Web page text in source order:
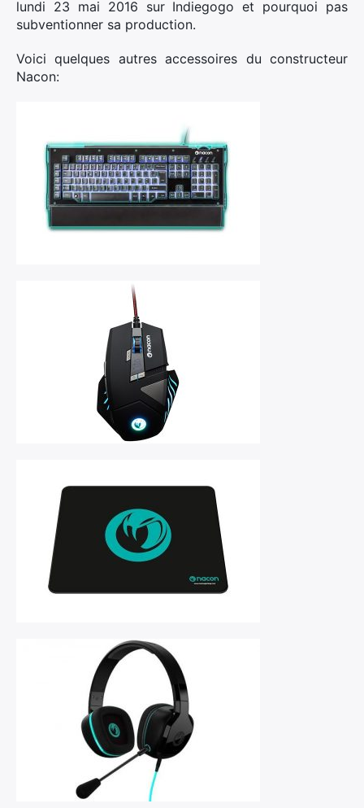
lundi 23 mai 2016 sur Indiegogo et pourquoi pas
subventionner sa production.
Voici quelques autres accessoires du constructeur
Nacon: